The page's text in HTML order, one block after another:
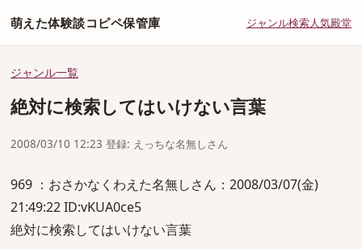
萌えた体験談コピペ保管庫 ジャンル検索人気殿堂
ジャンル一覧
絶対に検索してはいけない言葉
2008/03/10 12:23 登録: えっちな名無しさん
969 ：おさかなくわえた名無しさん：2008/03/07(金)
21:49:22 ID:vKUA0ce5
絶対に検索してはいけない言葉